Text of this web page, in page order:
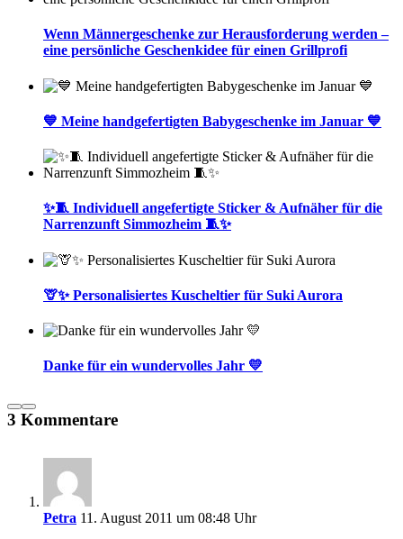
Wenn Männergeschenke zur Herausforderung werden –
eine persönliche Geschenkidee für einen Grillprofi
💙 Meine handgefertigten Babygeschenke im Januar 💙
✨🧵 Individuell angefertigte Sticker & Aufnäher für die
Narrenzunft Simmozheim 🧵✨
🦒✨ Personalisiertes Kuscheltier für Suki Aurora
Danke für ein wundervolles Jahr 💛
3 Kommentare
Petra 11. August 2011 um 08:48 Uhr